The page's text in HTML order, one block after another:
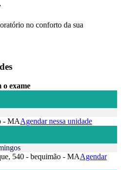
no conforto da sua
o exame
- MAAgendar nessa unidade
540 - bequimão - MAAgendar